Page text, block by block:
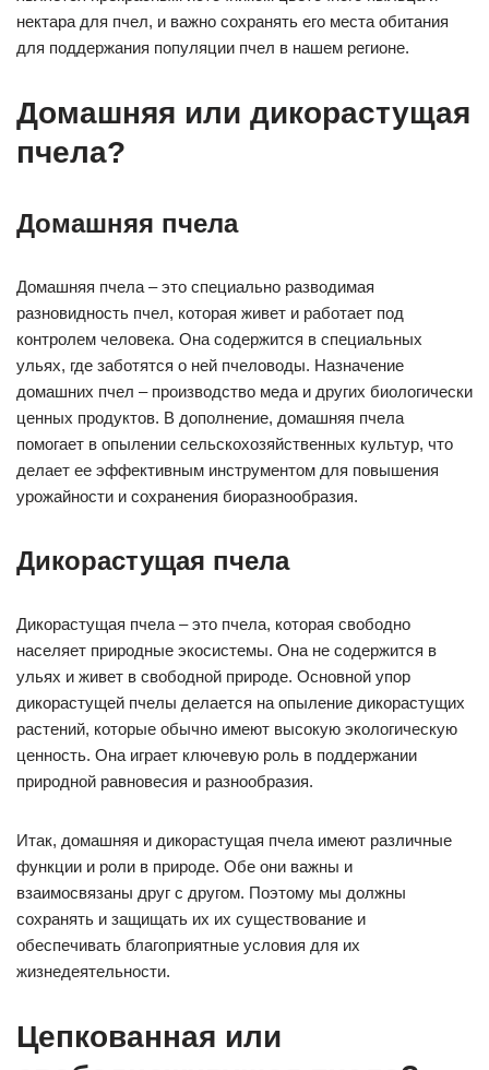
нектара для пчел, и важно сохранять его места обитания
для поддержания популяции пчел в нашем регионе.
Домашняя или дикорастущая
пчела?
Домашняя пчела
Домашняя пчела – это специально разводимая
разновидность пчел, которая живет и работает под
контролем человека. Она содержится в специальных
ульях, где заботятся о ней пчеловоды. Назначение
домашних пчел – производство меда и других биологически
ценных продуктов. В дополнение, домашняя пчела
помогает в опылении сельскохозяйственных культур, что
делает ее эффективным инструментом для повышения
урожайности и сохранения биоразнообразия.
Дикорастущая пчела
Дикорастущая пчела – это пчела, которая свободно
населяет природные экосистемы. Она не содержится в
ульях и живет в свободной природе. Основной упор
дикорастущей пчелы делается на опыление дикорастущих
растений, которые обычно имеют высокую экологическую
ценность. Она играет ключевую роль в поддержании
природной равновесия и разнообразия.
Итак, домашняя и дикорастущая пчела имеют различные
функции и роли в природе. Обе они важны и
взаимосвязаны друг с другом. Поэтому мы должны
сохранять и защищать их их существование и
обеспечивать благоприятные условия для их
жизнедеятельности.
Цепкованная или